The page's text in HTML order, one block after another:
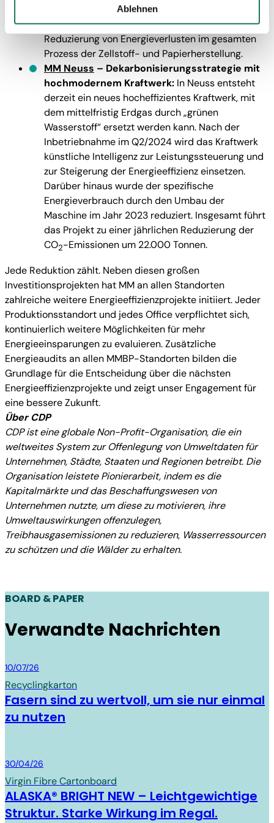
auch in den USA verarbeitet. Wenn Sie jedoch nicht
zusammen mit "Auswahl bestätigen“ auswählen, findet
die oben beschriebene Übermittlung nicht statt.
Ablehnen
sollen. Diese Projekte reichen von der Steigerung
der Energieeffizienz in der Produktion bis hin zur
Reduzierung von Energieverlusten im gesamten
Prozess der Zellstoff- und Papierherstellung.
MM Neuss – Dekarbonisierungsstrategie mit
hochmodernem Kraftwerk: In Neuss entsteht
derzeit ein neues hocheffizientes Kraftwerk, mit
dem mittelfristig Erdgas durch „grünen
Wasserstoff“ ersetzt werden kann. Nach der
Inbetriebnahme im Q2/2024 wird das Kraftwerk
künstliche Intelligenz zur Leistungssteuerung und
zur Steigerung der Energieeffizienz einsetzen.
Darüber hinaus wurde der spezifische
Energieverbrauch durch den Umbau der
Maschine im Jahr 2023 reduziert. Insgesamt führt
das Projekt zu einer jährlichen Reduzierung der
CO2-Emissionen um 22.000 Tonnen.
Jede Reduktion zählt. Neben diesen großen
Investitionsprojekten hat MM an allen Standorten
zahlreiche weitere Energieeffizienzprojekte initiiert. Jeder
Produktionsstandort und jedes Office verpflichtet sich,
kontinuierlich weitere Möglichkeiten für mehr
Energieeinsparungen zu evaluieren. Zusätzliche
Energieaudits an allen MMBP-Standorten bilden die
Grundlage für die Entscheidung über die nächsten
Energieeffizienzprojekte und zeigt unser Engagement für
eine bessere Zukunft.
Über CDP
CDP ist eine globale Non-Profit-Organisation, die ein
weltweites System zur Offenlegung von Umweltdaten für
Unternehmen, Städte, Staaten und Regionen betreibt. Die
Organisation leistete Pionierarbeit, indem es die
Kapitalmärkte und das Beschaffungswesen von
Unternehmen nutzte, um diese zu motivieren, ihre
Umweltauswirkungen offenzulegen,
Treibhausgasemissionen zu reduzieren, Wasserressourcen
zu schützen und die Wälder zu erhalten.
BOARD & PAPER
Verwandte Nachrichten
Board & Paper
10/07/26
Recycling­karton
Fasern sind zu wertvoll, um sie nur einmal
zu nutzen
Board & Paper
30/04/26
Virgin Fibre Cartonboard
ALASKA® BRIGHT NEW – Leichtgewichtige
Struktur. Starke Wirkung im Regal.